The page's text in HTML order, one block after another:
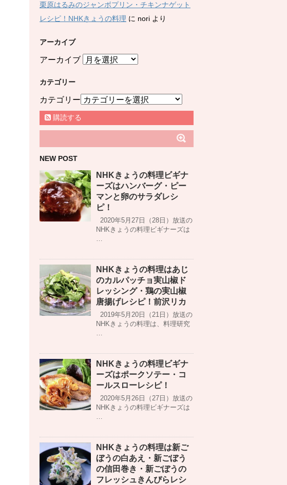
栗原はるみのジャンボプリン・チキンナゲット
レシピ！NHKきょうの料理 に nori より
アーカイブ
アーカイブ
カテゴリー
カテゴリー
購読する
NEW POST
NHKきょうの料理ビギナ
ーズはハンバーグ・ピー
マンと卵のサラダレシ
ピ！
2020年5月27日（28日）放送の
NHKきょうの料理ビギナーズは
…
NHKきょうの料理はあじ
のカルパッチョ実山椒ド
レッシング・鶏の実山椒
唐揚げレシピ！前沢リカ
2019年5月20日（21日）放送の
NHKきょうの料理は、料理研究
…
NHKきょうの料理ビギナ
ーズはポークソテー・コ
ールスローレシピ！
2020年5月26日（27日）放送の
NHKきょうの料理ビギナーズは
…
NHKきょうの料理は新ご
ぼうの白あえ・新ごぼう
の信田巻き・新ごぼうの
フレッシュきんぴらレシ